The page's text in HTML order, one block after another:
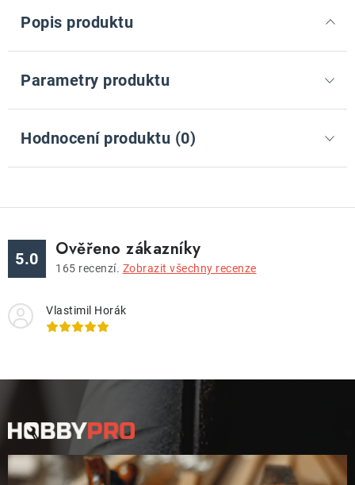
Popis produktu
Parametry produktu
Hodnocení produktu (0)
5.0 Ověřeno zákazníky
165 recenzí. Zobrazit všechny recenze
Vlastimil Horák
p
a